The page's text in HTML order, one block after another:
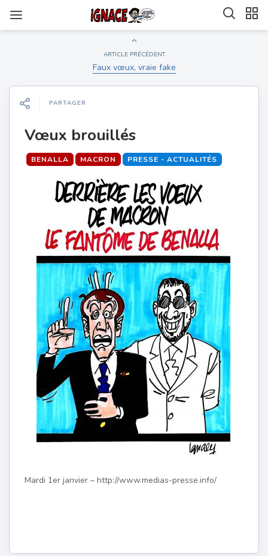
ARTICLE PRÉCÉDENT
Faux vœux, vraie fake
PARTAGER
Vœux brouillés
BENALLA MACRON PRESSE - ACTUALITÉS
Mardi 1er janvier – http://www.medias-presse.info/